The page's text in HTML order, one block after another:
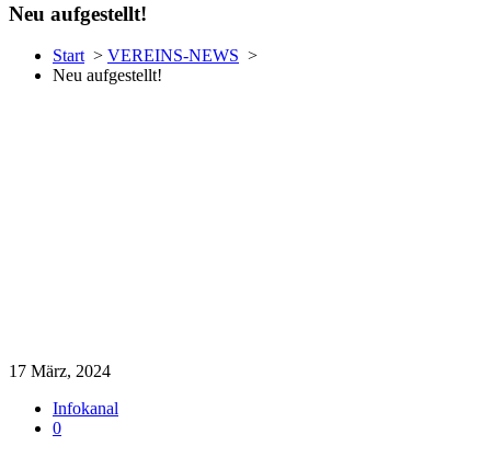
Neu aufgestellt!
Start> VEREINS-NEWS >
Neu aufgestellt!
17 März, 2024
Infokanal
0